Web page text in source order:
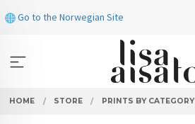
to
Go to the Norwegian Site
HOME STORE PRINTS BY CATEGORY